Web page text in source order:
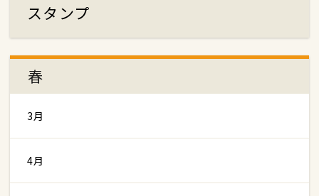
スタンプ
春
3月
4月